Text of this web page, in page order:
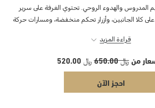
والهدوء الروحي. تحتوي الغرفة على سرير
كلا الجانبين، وأزرار تحكم منخفضة، ومسارات حركة
مناسبًا لذوي الاحتياجات الخاصة: دش بدون حاجز
باستخدام الكرسي المتحرك، وتجهيزات بارتفاع
غير القابلة للانزلاق والإضاءة الساطعة
قراءة المزيد
من﷼ 650.00
﷼ 520.00
احجز الآن